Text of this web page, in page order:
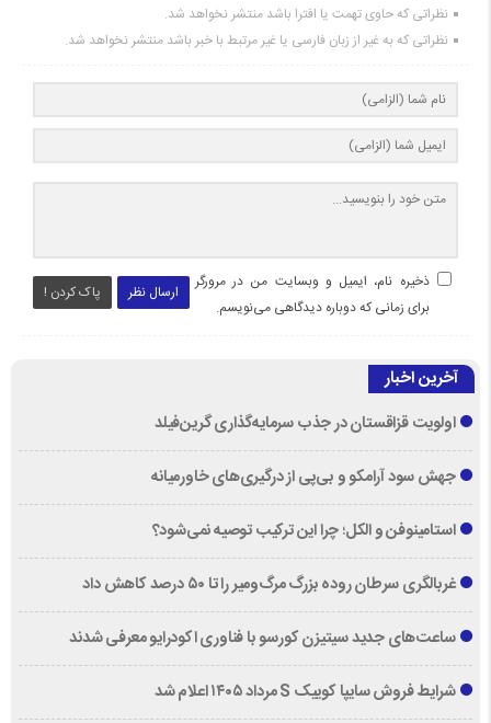
نظراتی که حاوی تهمت یا افترا باشد منتشر نخواهد شد.
نظراتی که به غیر از زبان فارسی یا غیر مرتبط با خبر باشد منتشر نخواهد شد.
ارسال نظر پاک کردن !
ذخیره نام، ایمیل و وبسایت من در مرورگر
برای زمانی که دوباره دیدگاهی می‌نویسم.
آخرین اخبار
اولویت قزاقستان در جذب سرمایه‌گذاری گرین‌فیلد
جهش سود آرامکو و بی‌پی از درگیری‌های خاورمیانه
استامینوفن و الکل؛ چرا این ترکیب توصیه نمی‌شود؟
غربالگری سرطان روده بزرگ مرگ‌ومیر را تا ۵۰ درصد کاهش داد
ساعت‌های جدید سیتیزن کورسو با فناوری اکودرایو معرفی شدند
شرایط فروش سایپا کوییک S مرداد ۱۴۰۵ اعلام شد